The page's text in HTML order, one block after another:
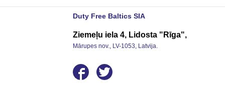
Duty Free Baltics SIA
Ziemeļu iela 4, Lidosta "Rīga",
Mārupes nov., LV-1053, Latvija.